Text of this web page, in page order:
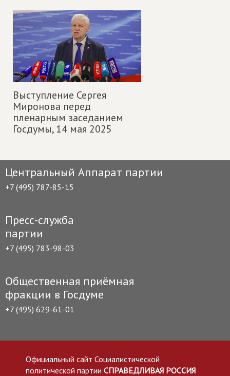
Выступление Сергея
Миронова перед
пленарным заседанием
Госдумы,14 мая 2025
Центральный Аппарат партии
+7 (495) 787-85-15
Пресс-служба
партии
+7 (495) 783-98-03
Общественная приёмная
фракции в Госдуме
+7 (495) 629-61-01
Официальный сайт Социалистической
политической партии СПРАВЕДЛИВАЯ РОССИЯ